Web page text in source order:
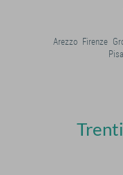
Arezzo Firenze
Pisa